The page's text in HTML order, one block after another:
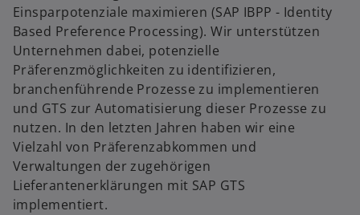
Einsparpotenziale maximieren (SAP IBPP - Identity
Based Preference Processing). Wir unterstützen
Unternehmen dabei, potenzielle
Präferenzmöglichkeiten zu identifizieren,
branchenführende Prozesse zu implementieren
und GTS zur Automatisierung dieser Prozesse zu
nutzen. In den letzten Jahren haben wir eine
Vielzahl von Präferenzabkommen und
Verwaltungen der zugehörigen
Lieferantenerklärungen mit SAP GTS
implementiert.